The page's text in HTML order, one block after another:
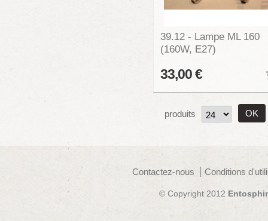
39.12 - Lampe ML 160
(160W, E27)
33,00 €
produits
Contactez-nous Conditions
© Copyright 2012